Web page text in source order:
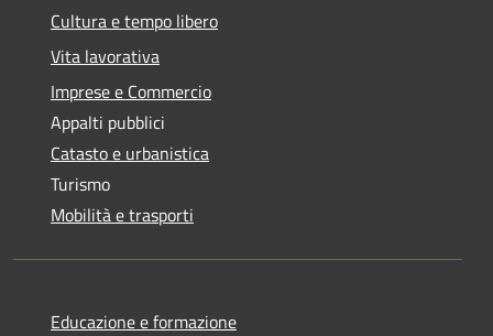
Cultura e tempo libero
Vita lavorativa
Imprese e Commercio
Appalti pubblici
Catasto e urbanistica
Turismo
Mobilità e trasporti
Educazione e formazione